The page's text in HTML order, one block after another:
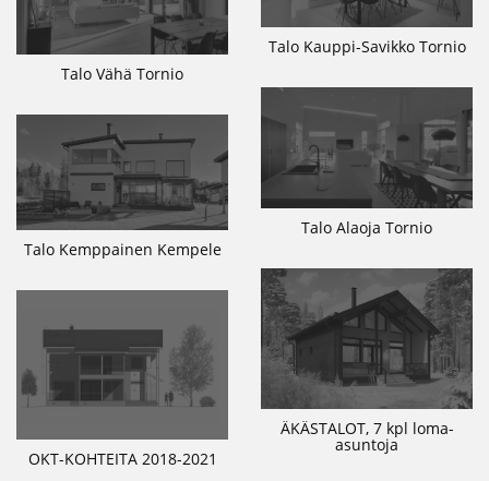
Talo Kauppi-Savikko Tornio
Talo Vähä Tornio
Talo Alaoja Tornio
Talo Kemppainen Kempele
ÄKÄSTALOT, 7 kpl loma-
asuntoja
OKT-KOHTEITA 2018-2021